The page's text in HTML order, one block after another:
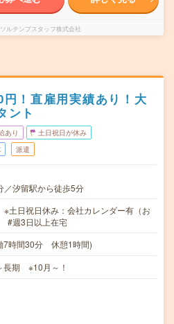
ルテンプスタッフ株式会社
！直雇用実績あり！大
ント
あり 土日祝日が休み
派遣
／汐留駅から徒歩5分
土日祝日休み：会社カレンダー有（お
#週3日以上在宅
7時間30分 休憩1時間)
長期 ※10月～！